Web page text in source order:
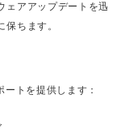
ェアアップデートを迅
ちます。
トを提供します：